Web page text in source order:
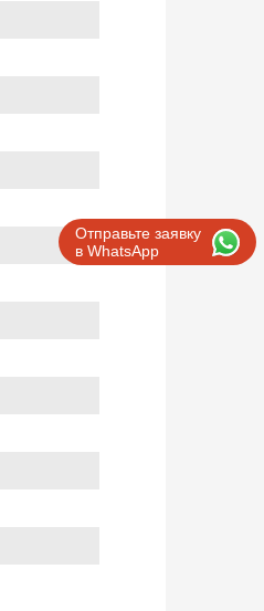
Отправьте заявку
в WhatsApp